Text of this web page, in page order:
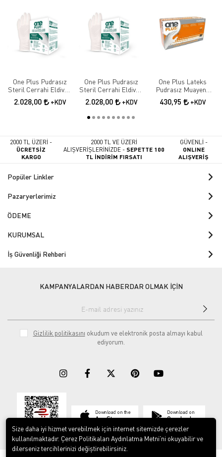
One Plus Pudrasız
Steril Cerrahi Eldiven
7 Beden 50 Paket
2.028,00 +KDV
One Plus Pudrasız
Steril Cerrahi Eldiven
6.5 Beden 50 Paket
2.028,00 +KDV
One Plus Lateks
Pudrasız Muayene
Eldiveni 100 lü Paket -
Large
430,95 +KDV
2000 TL ÜZERİ -
ÜCRETSİZ
KARGO
2000 TL VE ÜZERİ
ALIŞVERİŞLERİNİZDE -SEPETTE 100
TL İNDİRİM FIRSATI
GÜVENLİ -
ONLINE
ALIŞVERİŞ
Popüler Linkler
Pazaryerlerimiz
ÖDEME
KURUMSAL
İş Güvenliği Rehberi
KAMPANYALARDAN HABERDAR OLMAK İÇİN
Gizlilik politikasını okudum ve elektronik posta almayı kabul
ediyorum.
Download on the
App Store
Download on
Google play
Size daha iyi hizmet verebilmek için internet sitemizde çerezler
kullanılmaktadır. Çerez Politikaları Aydınlatma Metni’ni okuyabilir ve
dilerseniz tercihlerinizi değiştirebilirsiniz.